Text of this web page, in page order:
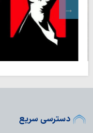
دسترسی سریع